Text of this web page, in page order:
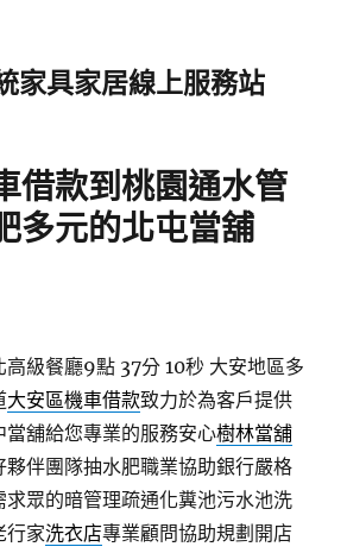
家具家居線上服務站
借款到桃園通水管
多元的北屯當舖
高級餐廳9點 37分 10秒 大安地區多
大安區機車借款致力於為客戶提供
當舖給您專業的服務安心樹林當舖
夥伴團隊抽水肥職業協助銀行嚴格
求眾的暗管理疏通化糞池污水池洗
行家洗衣店專業顧問協助規劃開店